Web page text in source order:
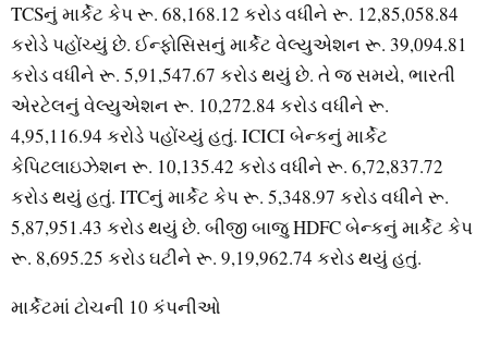
TCSનું માર્કેટ કેપ રૂ. 68,168.12 કરોડ વધીને રૂ. 12,85,058.84
કરોડે પહોંચ્યું છે. ઈન્ફોસિસનું માર્કેટ વેલ્યુએશન રૂ. 39,094.81
કરોડ વધીને રૂ. 5,91,547.67 કરોડ થયું છે. તે જ સમયે, ભારતી
એરટેલનું વેલ્યુએશન રૂ. 10,272.84 કરોડ વધીને રૂ.
4,95,116.94 કરોડે પહોંચ્યું હતું. ICICI બેન્કનું માર્કેટ
કેપિટલાઇઝેશન રૂ. 10,135.42 કરોડ વધીને રૂ. 6,72,837.72
કરોડ થયું હતું. ITCનું માર્કેટ કેપ રૂ. 5,348.97 કરોડ વધીને રૂ.
5,87,951.43 કરોડ થયું છે. બીજી બાજુ HDFC બેન્કનું માર્કેટ કેપ
રૂ. 8,695.25 કરોડ ઘટીને રૂ. 9,19,962.74 કરોડ થયું હતું.
માર્કેટમાં ટોચની 10 કંપનીઓ